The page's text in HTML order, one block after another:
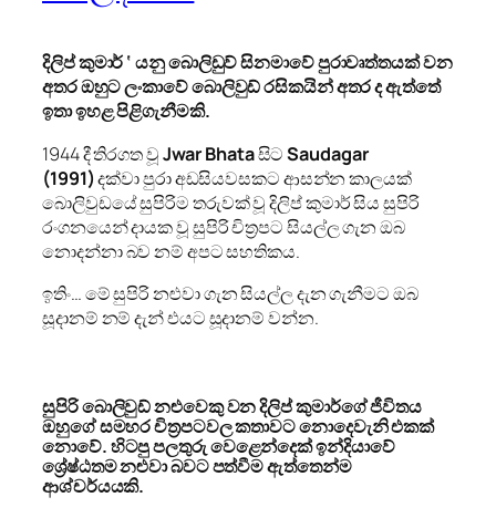
දිලිප් කුමාර් ‘ යනු බොලිඩුව් සිනමාවේ පුරාවෘත්තයක් වන
අතර ඔහුට ලංකාවේ බොලිවුඩ් රසිකයින් අතර ද ඇත්තේ
ඉතා ඉහළ පිළිගැනීමකි.
1944 දී තිරගත වූJwar BhataසිටSaudagar
(1991)දක්වා පුරා අඩසියවසකට ආසන්න කාලයක්
බොලිවුඩයේ සුපිරිම තරුවක් වූ දිලිප් කුමාර් සිය සුපිරි
රංගනයෙන් දායක වූ සුපිරි චිත්‍රපට සියල්ල ගැන ඔබ
නොදන්නා බව නම් අපට සහතිකය.
ඉතිං… මේ සුපිරි නළුවා ගැන සියල්ල දැන ගැනීමට ඔබ
සූදානම් නම් දැන් එයට සූදානම් වන්න.
සුපිරි බොලිවුඩ් නළුවෙකු වන දිලිප් කුමාර්ගේ ජීවිතය
ඔහුගේ සමහර චිත්‍රපටවල කතාවට නොදෙවැනි එකක්
නොවේ. හිටපු පලතුරු වෙළෙන්දෙක් ඉන්දියාවේ
ශ්‍රේෂ්ඨතම නළුවා බවට පත්වීම ඇත්තෙන්ම
ආශ්චර්යයකි.